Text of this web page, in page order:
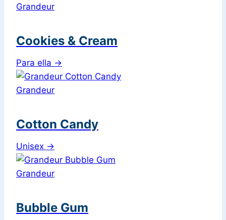
Grandeur
Cookies & Cream
Para ella →
Grandeur
Cotton Candy
Unisex →
Grandeur
Bubble Gum